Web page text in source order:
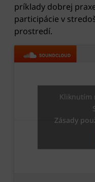
príklady dobrej
participácie v
prostredí.
Kliknutím
Zásady